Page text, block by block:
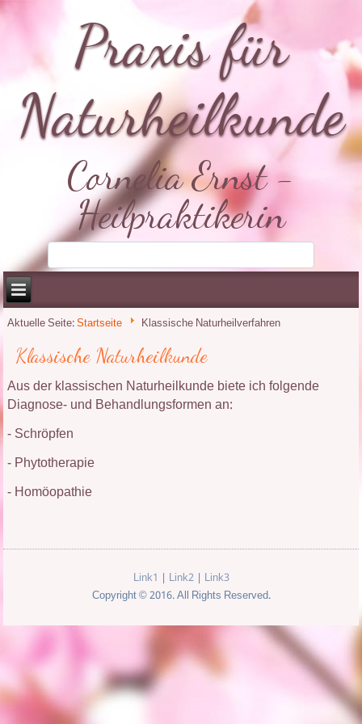
Praxis für
Naturheilkunde
Cornelia Ernst -
Heilpraktikerin
Aktuelle Seite:Startseite Klassische Naturheilverfahren
Klassische Naturheilkunde
Aus der klassischen Naturheilkunde biete ich folgende
Diagnose- und Behandlungsformen an:
- Schröpfen
- Phytotherapie
- Homöopathie
Link1 | Link2| Link3
Copyright © 2016. All Rights Reserved.